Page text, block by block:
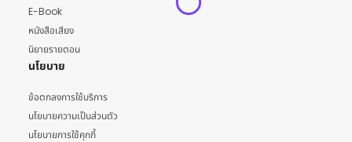
E-Book
หนังสือเสียง
นิยายรายตอน
นโยบาย
ข้อตกลงการใช้บริการ
นโยบายความเป็นส่วนตัว
นโยบายการใช้คุกกี้